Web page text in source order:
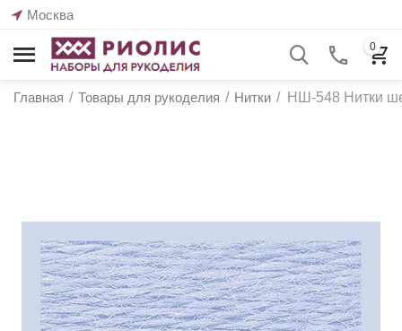
Москва
0
Главная / Товары для рукоделия / Нитки / НШ-548 Нитки